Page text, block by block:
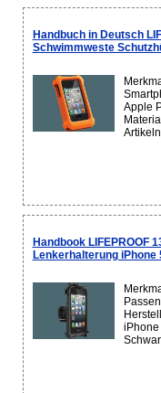
Handbuch in Deutsch
Schwimmweste
Apple
Handbook LIFEPROOF
Lenkerhalterung iPhone
iPhone